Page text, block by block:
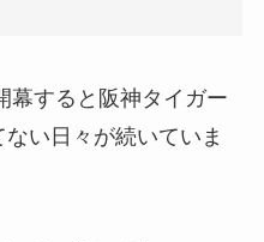
幕すると阪神タイガー
い日々が続いていま